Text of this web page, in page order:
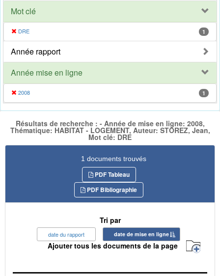
Mot clé
DRE 1
Année rapport
Année mise en ligne
2008 1
Résultats de recherche : - Année de mise en ligne: 2008,
Thématique: HABITAT - LOGEMENT, Auteur: STOREZ, Jean,
Mot clé: DRE
1 documents trouvés
PDF Tableau
PDF Bibliographie
Tri par
date du rapport date de mise en ligne
Ajouter tous les documents de la page